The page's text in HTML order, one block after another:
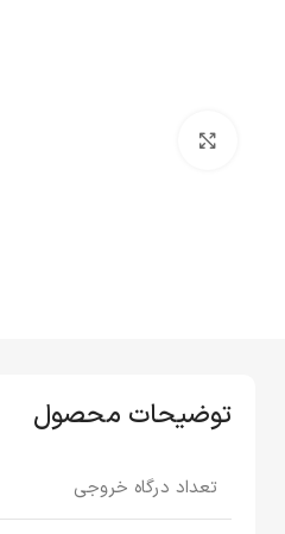
توضیحات محصول
تعداد درگاه خروجی